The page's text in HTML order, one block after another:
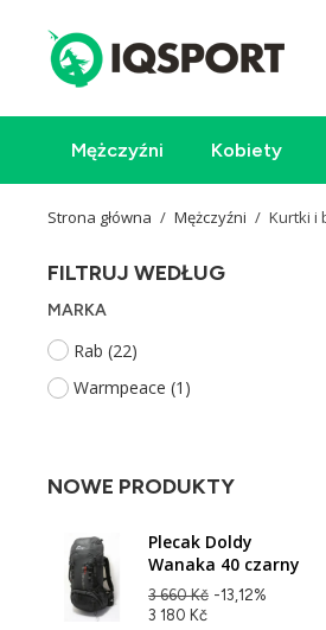
Mężczyźni Kobiety
Strona główna Mężczyźni Kurtki i
FILTRUJ WEDŁUG
MARKA
Rab (22)
Warmpeace (1)
NOWE PRODUKTY
Plecak Doldy
Wanaka 40 czarny
3 660 Kč -13,12%
3 180 Kč